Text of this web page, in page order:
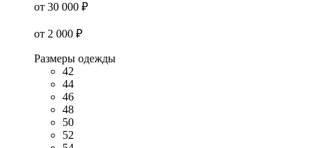
от 30 000 ₽
от 2 000 ₽
Размеры одежды
42
44
46
48
50
52